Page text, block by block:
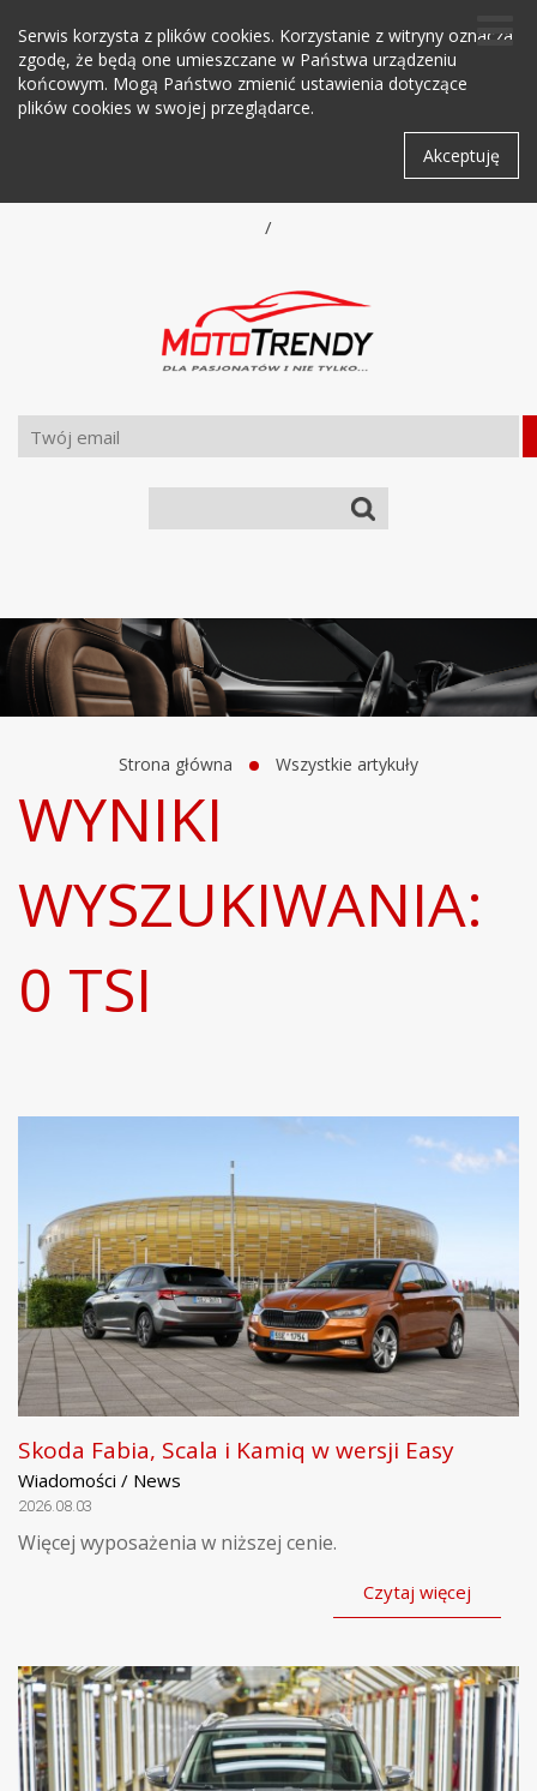
Serwis korzysta z plików cookies. Korzystanie z witryny oznacza
zgodę, że będą one umieszczane w Państwa urządzeniu
końcowym. Mogą Państwo zmienić ustawienia dotyczące
plików cookies w swojej przeglądarce.
Akceptuję
/
Strona główna Wszystkie artykuły
WYNIKI
WYSZUKIWANIA:
0 TSI
Skoda Fabia, Scala i Kamiq w wersji Easy
Wiadomości / News
2026.08.03
Więcej wyposażenia w niższej cenie.
Czytaj więcej